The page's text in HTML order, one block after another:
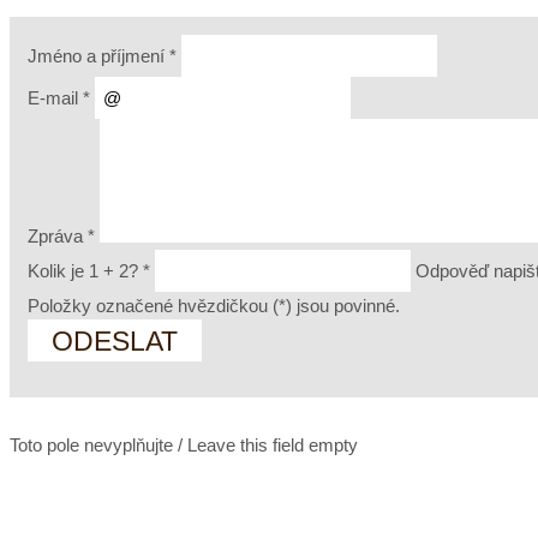
Jméno a příjmení *
E-mail *
Zpráva *
Kolik je 1 + 2? *
Odpověď
Položky označené hvězdičkou (*) jsou povinné.
Toto pole nevyplňujte / Leave this field empty